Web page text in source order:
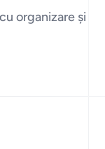
organizare și